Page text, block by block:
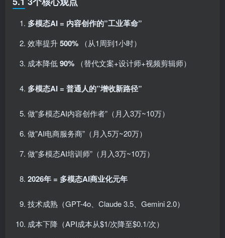
多模态AI = 内容创作的”工业革命”
效率提升500%
（从1周到1小时）
成本降低90% （替代文案+设计师+视频剪辑师）
多模态AI = 普通人的”增收新路径”
做”多模态AI内容创作者”（月入3万~10万）
做”AI电商服务商”（月入5万~20万）
做”多模态AI培训师”（月入3万~10万）
2026年 = 多模态AI商业化元年
技术成熟（GPT-4o、Claude 3.5、Gemini 2.0）
成本下降（API成本从$1/次降至$0.1/次）